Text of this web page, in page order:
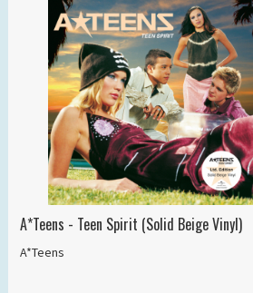
A*Teens - Teen Spirit (Solid Beige Vinyl)
A*Teens